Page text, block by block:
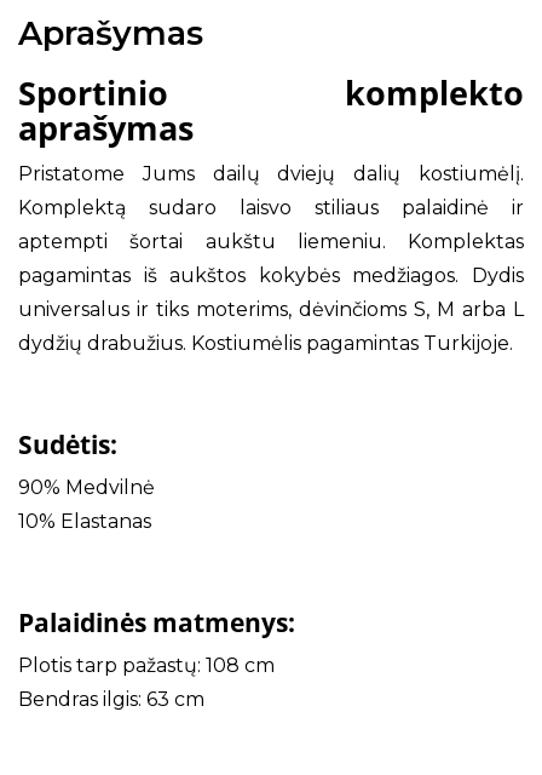
Aprašymas
Sportinio komplekto
aprašymas
Pristatome Jums dailų dviejų dalių kostiumėlį.
Komplektą sudaro laisvo stiliaus palaidinė ir
aptempti šortai aukštu liemeniu. Komplektas
pagamintas iš aukštos kokybės medžiagos. Dydis
universalus ir tiks moterims, dėvinčioms S, M arba L
dydžių drabužius. Kostiumėlis pagamintas Turkijoje.
Sudėtis:
90% Medvilnė
10% Elastanas
Palaidinės matmenys:
Plotis tarp pažastų: 108 cm
Bendras ilgis: 63 cm